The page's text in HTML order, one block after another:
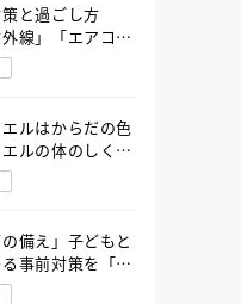
策と過ごし方
外線」「エアコ
雨」…〔気象予
ド〕
ルはからだの色
ルの体のしくみ
ちょうまで図鑑
の備え」子どもと
事前対策を「防
」が解説